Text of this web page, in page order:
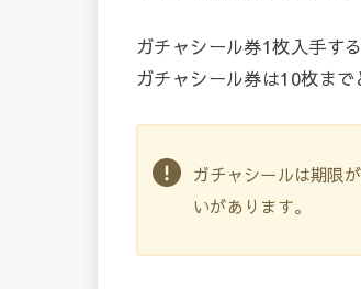
ガチャシール券1枚入手す
ガチャシール券は10枚まで
ガチャシールは期限
いがあります。